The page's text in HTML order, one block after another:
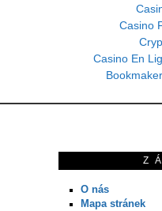
Casino
Casino En
O nás
Mapa stránek